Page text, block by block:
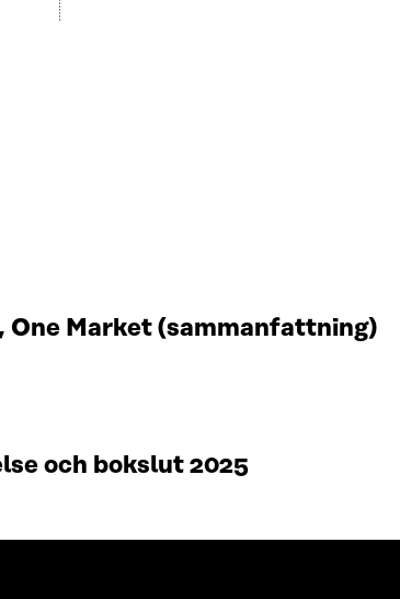
One Market (sammanfattning)
och bokslut 2025